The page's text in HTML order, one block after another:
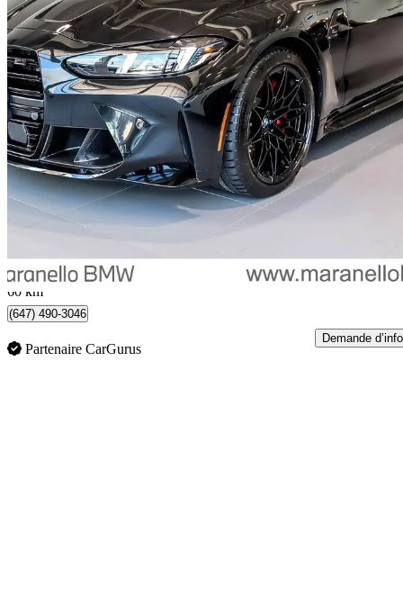
2025 BMW M4
Competition xDrive Convertible AWD7 154 km
114 995 $
Vaughan, ON
60 km
(647) 490-3046
Partenaire CarGurus
Demande d’info